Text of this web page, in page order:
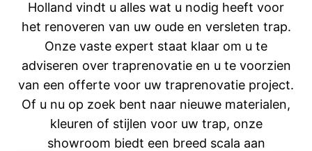
Holland vindt u alles wat u nodig heeft voor
het renoveren van uw oude en versleten trap.
Onze vaste expert staat klaar om u te
adviseren over traprenovatie en u te voorzien
van een offerte voor uw traprenovatie project.
Of u nu op zoek bent naar nieuwe materialen,
kleuren of stijlen voor uw trap, onze
showroom biedt een breed scala aan